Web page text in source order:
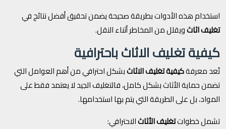
استخدام هذه الأدوات بطريقة صحيحة يضمن تحقيق أفضل نتائج في
تغليف اثاثويقلل من المخاطر أثناء النقل.
كيفية تغليف الاثاث باحترافية
تُعد معرفةكيفية تغليف الاثاثبشكل احترافي من أهم العوامل التي
تضمن حماية الأثاث بشكل كامل، فالتغليف الجيد لا يعتمد فقط على
المواد، بل على الطريقة التي يتم بها استخدامها.
تشمل خطواتتغليف الأثاثالاحترافي: